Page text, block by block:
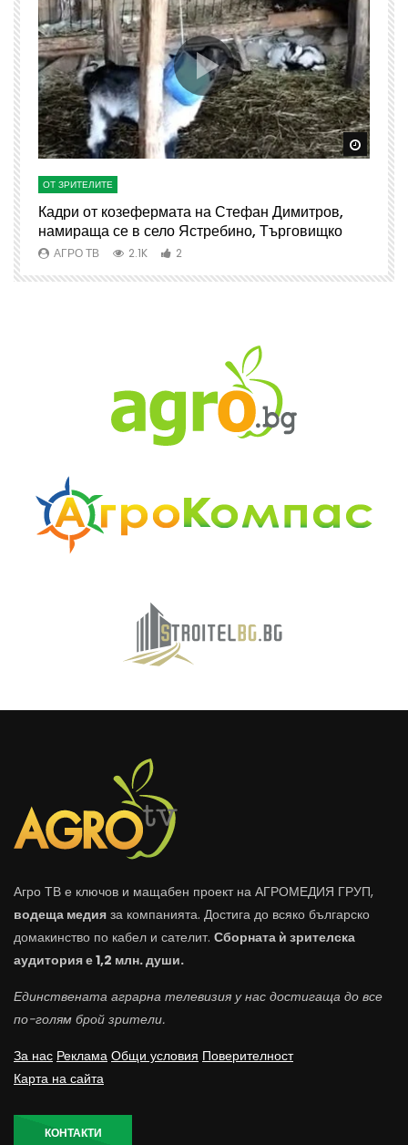
Watch Later Watch
ОТ ЗРИТЕЛИТЕ
Кадри от козефермата на Стефан Димитров,
намираща се в село Ястребино, Търговищко
АГРО ТВ 2.1K 2
Агро ТВ е ключов и мащабен проект на АГРОМЕДИЯ ГРУП,
водеща медия за компанията. Достига до всяко българско
домакинство по кабел и сателит. Сборната ѝ зрителска
аудитория е 1,2 млн. души.
Единствената аграрна телевизия у нас достигаща до все
по-голям брой зрители.
За нас Реклама Общи условия Поверителност
Карта на сайта
КОНТАКТИ